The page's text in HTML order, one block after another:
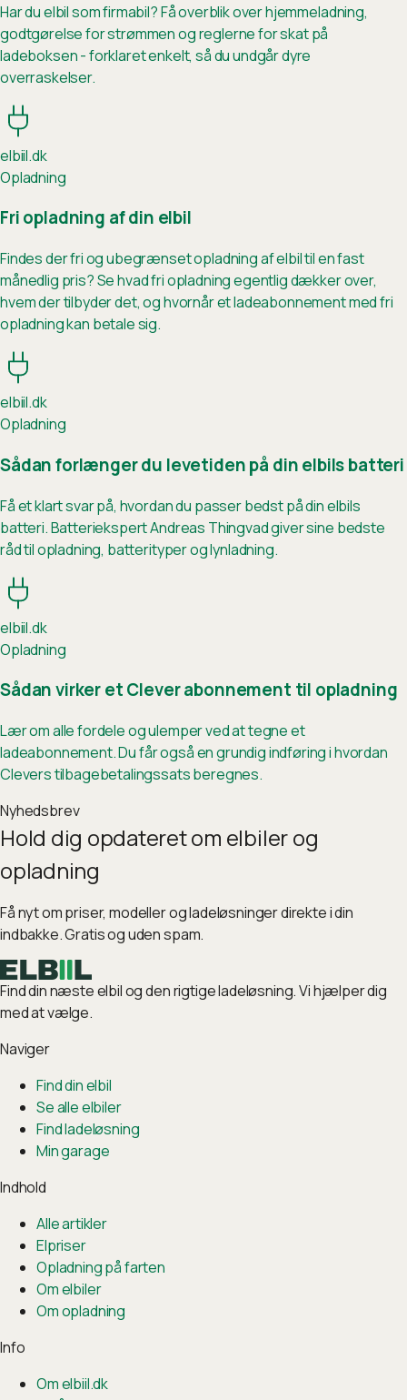
Har du elbil som firmabil? Få overblik over hjemmeladning,
godtgørelse for strømmen og reglerne for skat på
ladeboksen - forklaret enkelt, så du undgår dyre
overraskelser.
elbiil.dk
Opladning
Fri opladning af din elbil
Findes der fri og ubegrænset opladning af elbil til en fast
månedlig pris? Se hvad fri opladning egentlig dækker over,
hvem der tilbyder det, og hvornår et ladeabonnement med fri
opladning kan betale sig.
elbiil.dk
Opladning
Sådan forlænger du levetiden på din elbils batteri
Få et klart svar på, hvordan du passer bedst på din elbils
batteri. Batteriekspert Andreas Thingvad giver sine bedste
råd til opladning, batterityper og lynladning.
elbiil.dk
Opladning
Sådan virker et Clever abonnement til opladning
Lær om alle fordele og ulemper ved at tegne et
ladeabonnement. Du får også en grundig indføring i hvordan
Clevers tilbagebetalingssats beregnes.
Nyhedsbrev
Hold dig opdateret om elbiler og
opladning
Få nyt om priser, modeller og ladeløsninger direkte i din
indbakke. Gratis og uden spam.
Find din næste elbil og den rigtige ladeløsning. Vi hjælper dig
med at vælge.
Naviger
Find din elbil
Se alle elbiler
Find ladeløsning
Min garage
Indhold
Alle artikler
Elpriser
Opladning på farten
Om elbiler
Om opladning
Info
Om elbiil.dk